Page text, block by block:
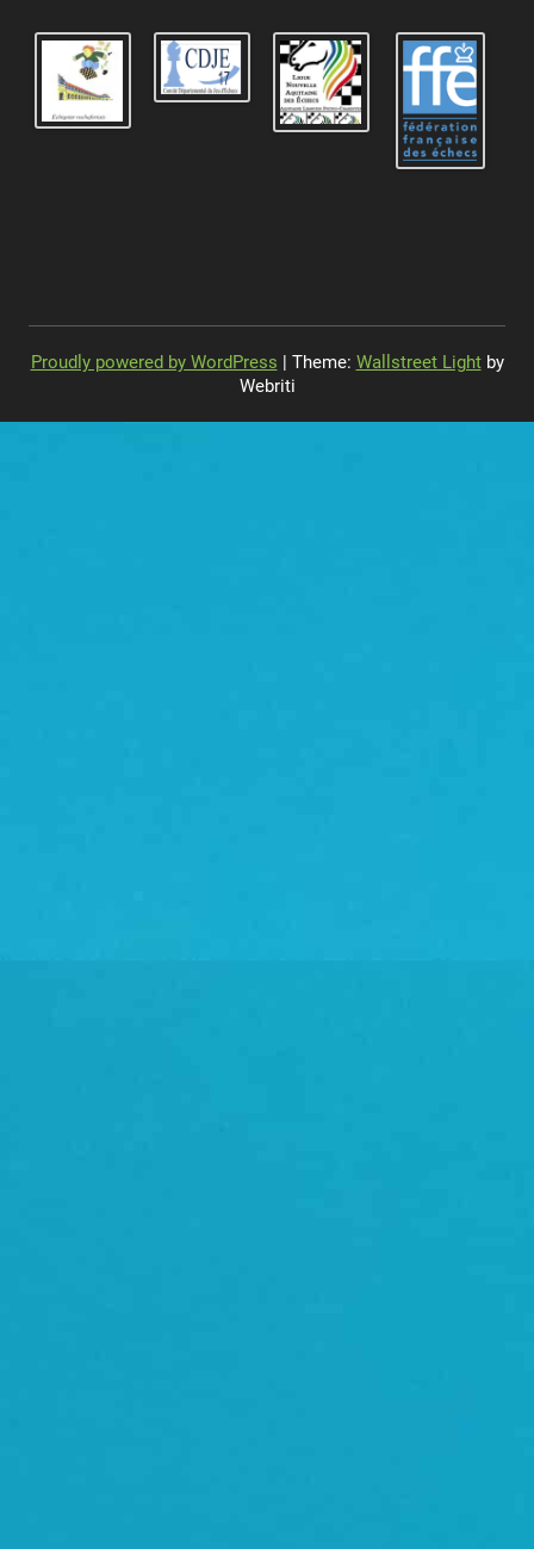
Proudly powered by WordPress | Theme: Wallstreet Lightby
Webriti